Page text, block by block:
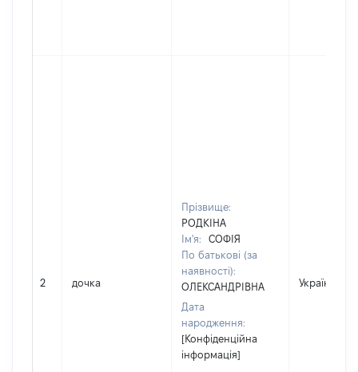
2 дочка
Прізвище:
РОДКІНА
Ім'я:
СОФІЯ
По батькові (за
наявності):
ОЛЕКСАНДРІВНА
Дата
народження:
[Конфіденційна
інформація]
Україна